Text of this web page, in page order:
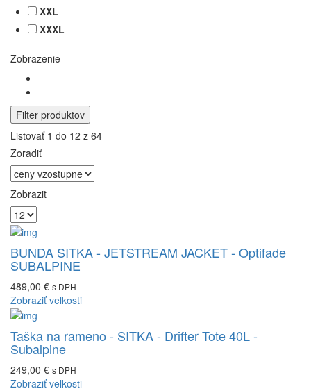
XXL
XXXL
Zobrazenie
Filter produktov
Listovať 1 do 12 z 64
Zoradiť
Zobrazit
BUNDA SITKA - JETSTREAM JACKET - Optifade
SUBALPINE
489,00 € s DPH
Zobraziť veľkosti
Taška na rameno - SITKA - Drifter Tote 40L -
Subalpine
249,00 € s DPH
Zobraziť veľkosti